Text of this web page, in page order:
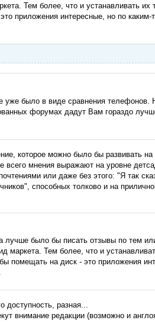
Тем более, что и устанавливать их
приложения интересные, но по каким-
уже было в виде сравнения
форумах дадут Вам гораздо
которое можно было бы развивать на
всего мнения выражают на уровне
или даже без этого: "Я так
способных толково и на
лучше было бы писать отзывы по тем
маркета. Тем более, что и
помещать на диск - это приложения
разная...
внимание редакции (возможно и